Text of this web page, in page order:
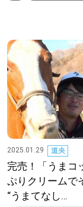
北海
明日
【道央のお気
【道北のお気に
【道東のお気
2025.01.29
道央
完売！「うまコ
ぷりクリームで
“うまてなし…